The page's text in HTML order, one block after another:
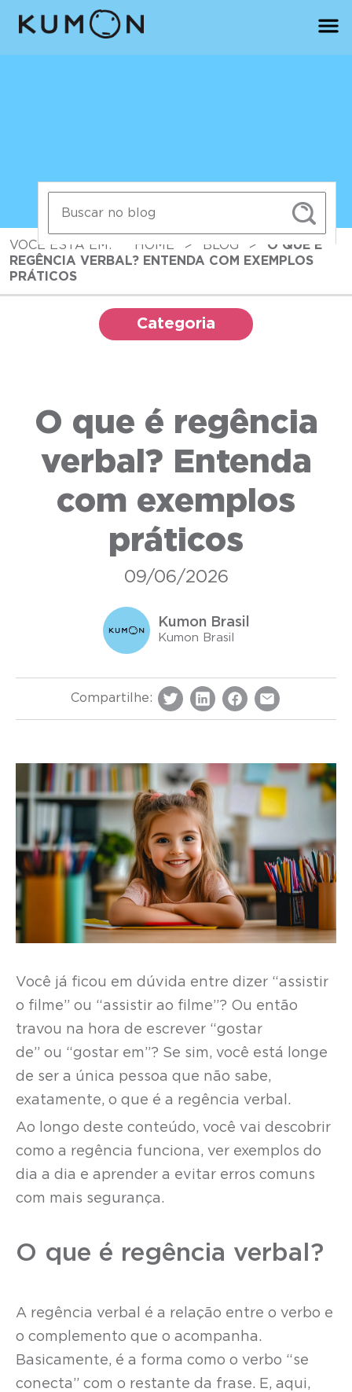
VOCÊ ESTÁ EM: HOME > BLOG >
O QUE É
REGÊNCIA VERBAL? ENTENDA COM EXEMPLOS
PRÁTICOS
Categoria
O que é regência
verbal? Entenda
com exemplos
práticos
09/06/2026
Kumon Brasil
Kumon Brasil
Compartilhe:
Você já ficou em dúvida entre dizer “assistir
o filme” ou “assistir ao filme”? Ou então
travou na hora de escrever “gostar
de” ou “gostar em”? Se sim, você está longe
de ser a única pessoa que não sabe,
exatamente, o que é a regência verbal.
Ao longo deste conteúdo, você vai descobrir
como a regência funciona, ver exemplos do
dia a dia e aprender a evitar erros comuns
com mais segurança.
O que é regência verbal?
A regência verbal é a relação entre o verbo e
o complemento que o acompanha.
Basicamente, é a forma como o verbo “se
conecta” com o restante da frase. E, aqui,